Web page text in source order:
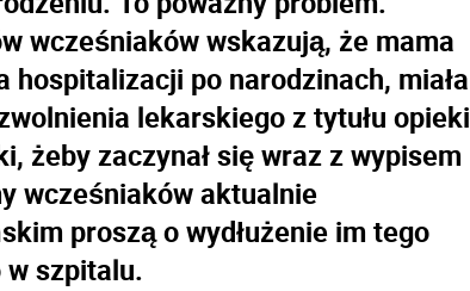
wcześniaków wskazują, że mama
po narodzinach, miała
lekarskiego z tytułu opieki
żeby zaczynał się wraz z wypisem
wcześniaków aktualnie
proszą o wydłużenie im tego
w szpitalu.